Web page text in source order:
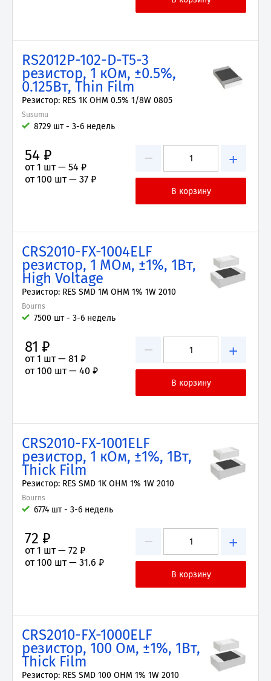
RS2012P-102-D-T5-3
резистор, 1 кОм, ±0.5%,
0.125Вт, Thin Film
Резистор: RES 1K OHM 0.5% 1/8W 0805
Susumu
8729 шт - 3-6 недель
− +
54 ₽
от 1 шт — 54 ₽
от 100 шт — 37 ₽
CRS2010-FX-1004ELF
резистор, 1 МОм, ±1%, 1Вт,
High Voltage
Резистор: RES SMD 1M OHM 1% 1W 2010
Bourns
7500 шт - 3-6 недель
− +
81 ₽
от 1 шт — 81 ₽
от 100 шт — 40 ₽
CRS2010-FX-1001ELF
резистор, 1 кОм, ±1%, 1Вт,
Thick Film
Резистор: RES SMD 1K OHM 1% 1W 2010
Bourns
6774 шт - 3-6 недель
− +
72 ₽
от 1 шт — 72 ₽
от 100 шт — 31.6 ₽
CRS2010-FX-1000ELF
резистор, 100 Ом, ±1%, 1Вт,
Thick Film
Резистор: RES SMD 100 OHM 1% 1W 2010